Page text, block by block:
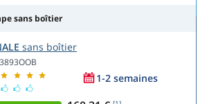
sans boîtier
sans boîtier
1-2 semaines